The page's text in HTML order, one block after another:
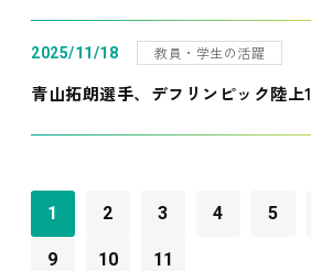
2025/11/18 教員・学生の活躍
青山拓朗選手、デフリンピック陸上
1 2 3 4 5
9 10 11